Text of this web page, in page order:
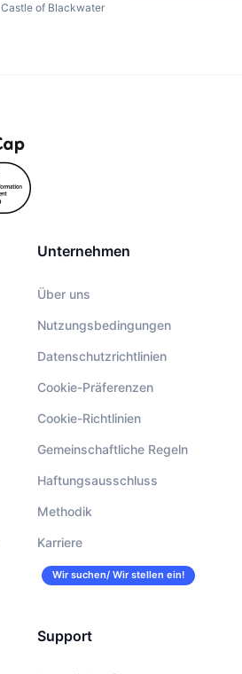
Castle of Blackwater
Unternehmen
Über uns
Nutzungsbedingungen
Datenschutzrichtlinien
Cookie-Präferenzen
Cookie-Richtlinien
Gemeinschaftliche Regeln
Haftungsausschluss
Methodik
Karriere
Wir suchen/ Wir stellen ein!
Support